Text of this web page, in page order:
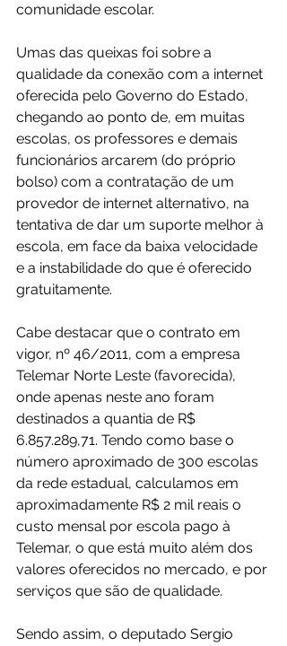
comunidade escolar.
Umas das queixas foi sobre a
qualidade da conexão com a internet
oferecida pelo Governo do Estado,
chegando ao ponto de, em muitas
escolas, os professores e demais
funcionários arcarem (do próprio
bolso) com a contratação de um
provedor de internet alternativo, na
tentativa de dar um suporte melhor à
escola, em face da baixa velocidade
e a instabilidade do que é oferecido
gratuitamente.
Cabe destacar que o contrato em
vigor, nº 46/2011, com a empresa
Telemar Norte Leste (favorecida),
onde apenas neste ano foram
destinados a quantia de R$
6.857.289,71. Tendo como base o
número aproximado de 300 escolas
da rede estadual, calculamos em
aproximadamente R$ 2 mil reais o
custo mensal por escola pago à
Telemar, o que está muito além dos
valores oferecidos no mercado, e por
serviços que são de qualidade.
Sendo assim, o deputado Sergio